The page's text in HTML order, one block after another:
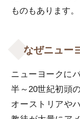
ものもあります。
なぜニュー
ニューヨークに
半～20世紀初頭
オーストリアや